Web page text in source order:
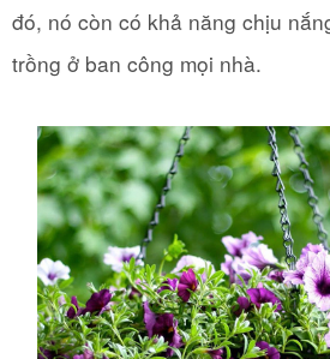
đó, nó còn có khả năng chịu
trồng ở ban công mọi nhà.